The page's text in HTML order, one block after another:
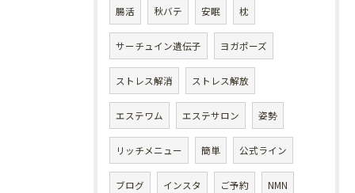
腸活 秋バテ 安眠 枕
サーチュイン遺伝子 ヨガポーズ
ストレス解消 ストレス解放
エステワム エステサロン 姿勢
リッチメニュー 簡単 公式ライン
ブログ インスタ ご予約 NMN